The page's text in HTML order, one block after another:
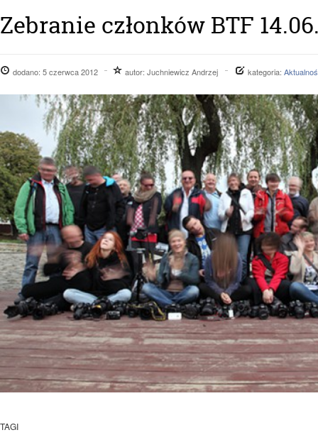
Zebranie członków BTF
dodano: 5 czerwca 2012 autor: Juchniewicz Andrzej kategoria:
TAGI